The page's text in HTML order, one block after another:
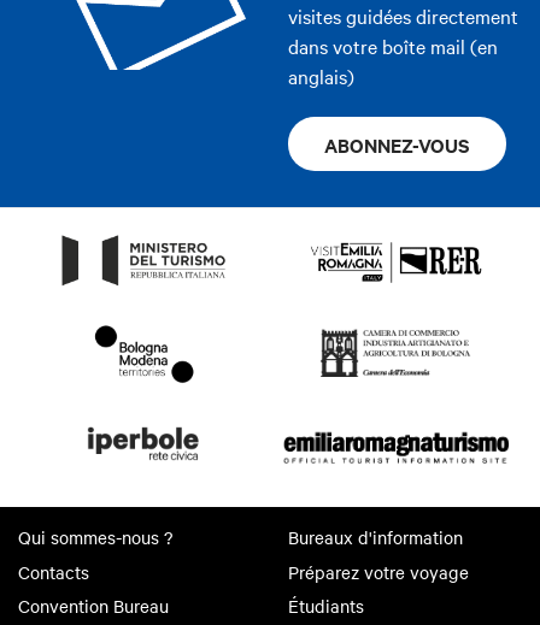
visites guidées directement
dans votre boîte mail (en
anglais)
ABONNEZ-VOUS
Qui sommes-nous ?
Contacts
Convention Bureau
Bureaux d'information
Préparez votre voyage
Étudiants